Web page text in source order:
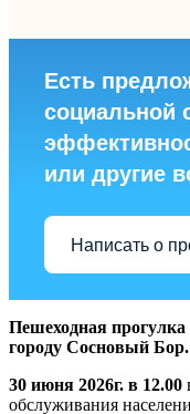
Есть
или другие
Написать о
Пешеходная прогулка
городу Сосновый Бор.
30 июня 2026г. в 12.00
обслуживания